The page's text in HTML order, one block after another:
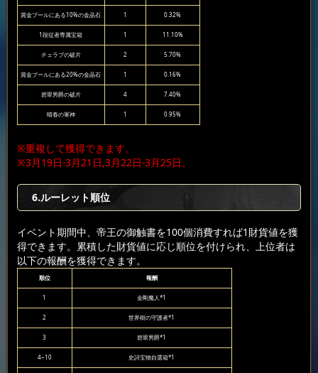
賞金プールにある10%の金晶石 1 0.32%
1段従者専属宝箱 1 11.10%
チェラブの破片 2 5.70%
賞金プールにある20%の金晶石 1 0.16%
碧翠男爵の破片 4 7.40%
晴春の軍神 1 0.95%
※重複して獲得できます。
※3月19日-3月21日,3月22日-3月25日。
6.ルーレット順位
イベント期間中、帝王の御触書を100個消費すれば1財貨値を獲
得できます。累積した財貨値に応じ順位を付けられ、上位者は
以下の報酬を獲得できます。
順位 報酬
1 金剛魔人*1
2 世界樹の守護者*1
3 碧翠男爵*1
4~10 史詩宝物自選箱*1